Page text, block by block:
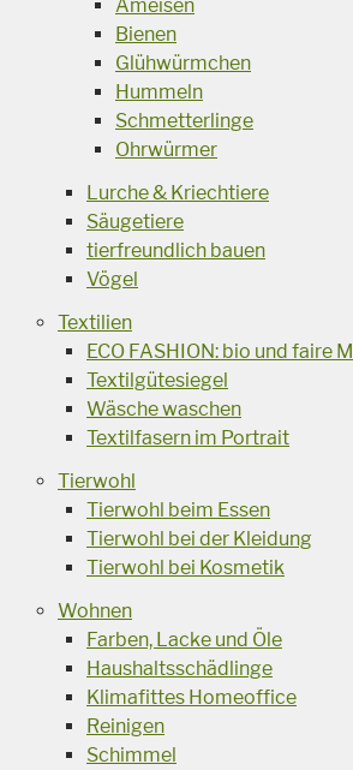
Ameisen
Bienen
Glühwürmchen
Hummeln
Schmetterlinge
Ohrwürmer
Lurche & Kriechtiere
Säugetiere
tierfreundlich bauen
Vögel
Textilien
ECO FASHION: bio und faire
Textilgütesiegel
Wäsche waschen
Textilfasern im Portrait
Tierwohl
Tierwohl beim Essen
Tierwohl bei der Kleidung
Tierwohl bei Kosmetik
Wohnen
Farben, Lacke und Öle
Haushaltsschädlinge
Klimafittes Homeoffice
Reinigen
Schimmel